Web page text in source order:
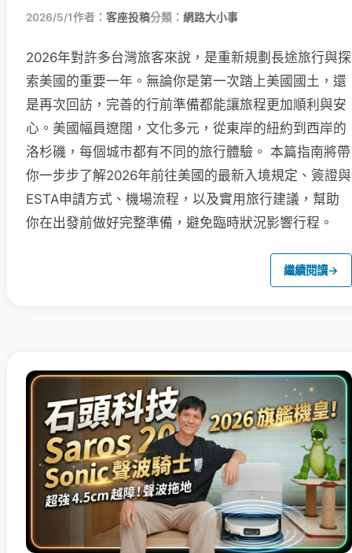
2026/5/1作者： 客座投稿分類： 網路大小事
2026年對許多台灣旅客來說，是重新規劃長途旅行與探
索美國的重要一年。無論你是第一次踏上美國國土，還
是再次回訪，完善的行前準備都能讓旅程更加順利與安
心。美國幅員遼闊，文化多元，從東岸的紐約到西岸的
洛杉磯，每個城市都有不同的旅行體驗。 本篇指南將帶
你一步步了解2026年前往美國的最新入境規定、簽證與
ESTA申請方式、機場流程，以及實用旅行建議，幫助
你在出發前做好完整準備，避免臨時狀況影響行程。
繼續閱讀→